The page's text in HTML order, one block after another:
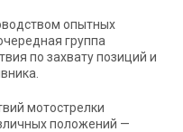
опытных
группа
по захвату позиций и
мотострелки
положений —